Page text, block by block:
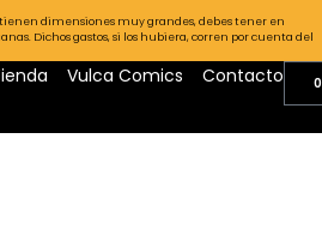
dimensiones muy grandes, debes tener en
Dichos gastos, si los hubiera, corren por cuenta del
Vulca Comics Contacto